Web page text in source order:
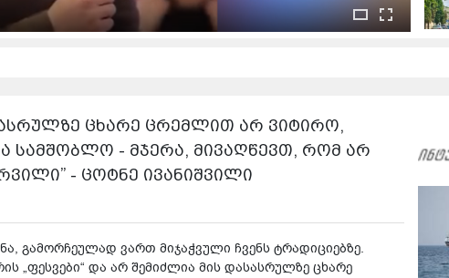
ცხარე ცრემლით არ ვიტირო,
სამშობლო - მჯერა, მივაღწევთ, რომ არ
- ცოტნე ივანიშვილი
გამორჩეულად ვართ მიჯაჭვული ჩვენს ტრადიციებზე.
„ფესვები“ და არ შემიძლია მის დასასრულზე ცხარე